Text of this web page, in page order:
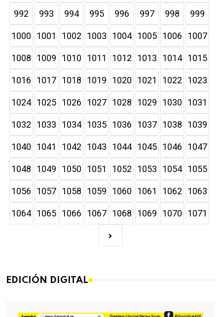
992 993 994 995 996 997 998 999
1000 1001 1002 1003 1004 1005 1006 1007
1008 1009 1010 1011 1012 1013 1014 1015
1016 1017 1018 1019 1020 1021 1022 1023
1024 1025 1026 1027 1028 1029 1030 1031
1032 1033 1034 1035 1036 1037 1038 1039
1040 1041 1042 1043 1044 1045 1046 1047
1048 1049 1050 1051 1052 1053 1054 1055
1056 1057 1058 1059 1060 1061 1062 1063
1064 1065 1066 1067 1068 1069 1070 1071
EDICIÓN DIGITAL